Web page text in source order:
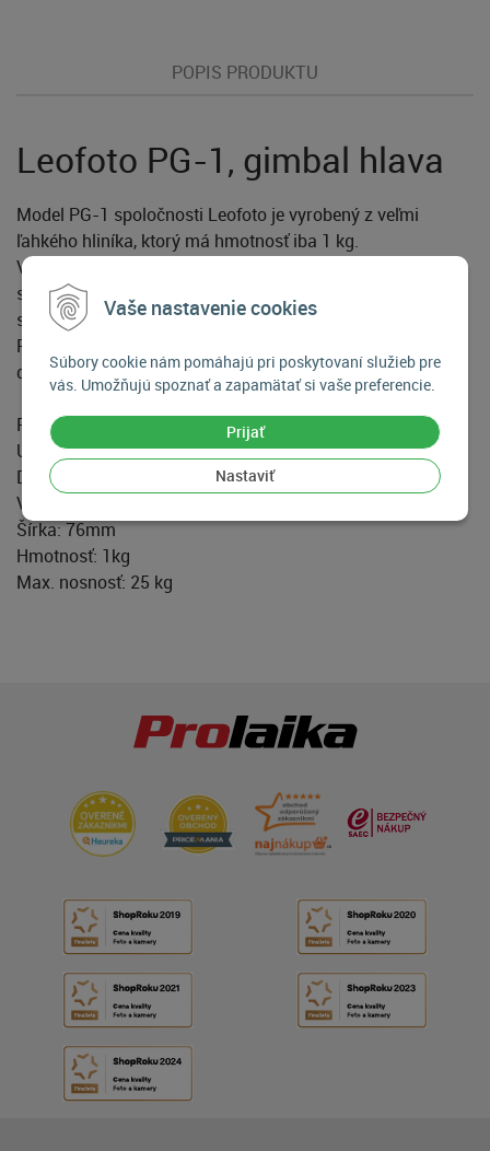
Vaše nastavenie cookies
Súbory cookie nám pomáhajú pri poskytovaní služieb pre
vás. Umožňujú spoznať a zapamätať si vaše preferencie.
Prijať
Nastaviť
POPIS PRODUKTU
Leofoto PG-1, gimbal hlava
Model PG-1 spoločnosti Leofoto je vyrobený z veľmi
ľahkého hliníka, ktorý má hmotnosť iba 1 kg.
Všetky skrutky sú vyrobené s CNC presným strojom, aby
sa zaručilo dlhodobé používanie. K dispozícii sú imbusové
skrutky pre presné nastavenie užívateľom.
Podstavec s odnímateľnou doštičkou typu Arca Swiss s
dĺžkou 10 cm vrátane zaisťovacej skrutky.
Priemer podstavca: 76mm
Upínanie: Svorka: Gimbal
Dĺžka hlavy: 200mm
Výška: 245mm
Šírka: 76mm
Hmotnosť: 1kg
Max. nosnosť: 25 kg